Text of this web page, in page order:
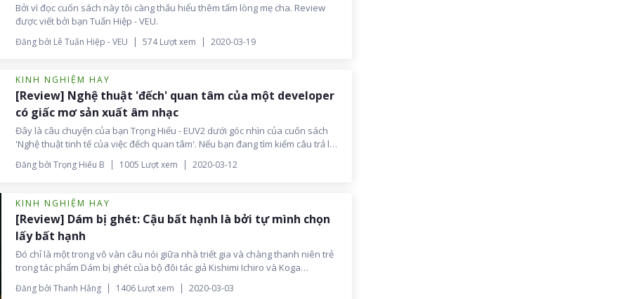
Bởi vì đọc cuốn sách này tôi càng thấu hiểu thêm tấm lòng mẹ cha. Review
được viết bởi bạn Tuấn Hiệp - VEU.
Đăng bởi Lê Tuấn Hiệp - VEU 574 Lượt xem 2020-03-19
KINH NGHIỆM HAY
[Review] Nghệ thuật 'đếch' quan tâm của một developer
có giấc mơ sản xuất âm nhạc
Đây là câu chuyện của bạn Trọng Hiếu - EUV2 dưới góc nhìn của cuốn sách
'Nghệ thuật tinh tế của việc đếch quan tâm'. Nếu bạn đang tìm kiếm câu trả lời
cho câu hỏi 'Mình sống để làm gì?', thì rất có thể, nó hữu ích với bạn.
Đăng bởi Trọng Hiếu B 1005 Lượt xem 2020-03-12
KINH NGHIỆM HAY
[Review] Dám bị ghét: Cậu bất hạnh là bởi tự mình chọn
lấy bất hạnh
Đó chỉ là một trong vô vàn câu nói giữa nhà triết gia và chàng thanh niên trẻ
trong tác phẩm Dám bị ghét của bộ đôi tác giả Kishimi Ichiro và Koga
mọi thứ trên đời đều do mình chọn lựa, chứ không ai có thể làm cho bạn
Đăng bởi Thanh Hằng 1406 Lượt xem 2020-03-03